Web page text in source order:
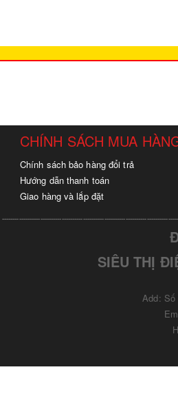
CHÍNH SÁCH MUA
Chính sách bảo hàng đổi trả
Hướng dẫn thanh toán
Giao hàng và lắp đặt
SIÊU THỊ
Add: Số